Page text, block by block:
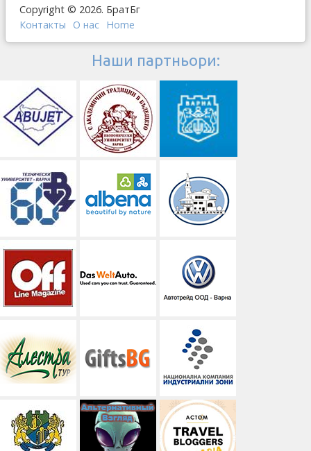
Copyright © 2026. БратБг
Контакты
О наc Home
Наши партньори: